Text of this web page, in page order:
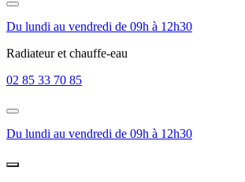
Du lundi au vendredi de 09h à 12h30
Radiateur et chauffe-eau
02 85 33 70 85
Du lundi au vendredi de 09h à 12h30